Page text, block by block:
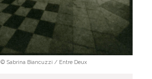
© Sabrina Biancuzzi / Entre Deux